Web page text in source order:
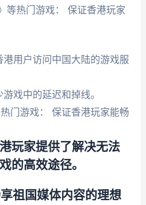
等热门游戏： 保证香港玩家
用户访问中国大陆的游戏服
戏中的延迟和掉线。
门游戏： 保证香港玩家能畅
玩家提供了解决无法
的高效途径。
祖国媒体内容的理想